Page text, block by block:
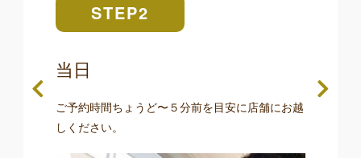
STEP1
STEP2
当日
ご予約時間ちょうど〜５分前を目安に店舗にお越
しください。
STEP3
カウンセリング
お客様の理想の身体や目標数値、これまでの生活
習慣、パーソナルトレーニングやお食事に対する
STEP4
STEP5